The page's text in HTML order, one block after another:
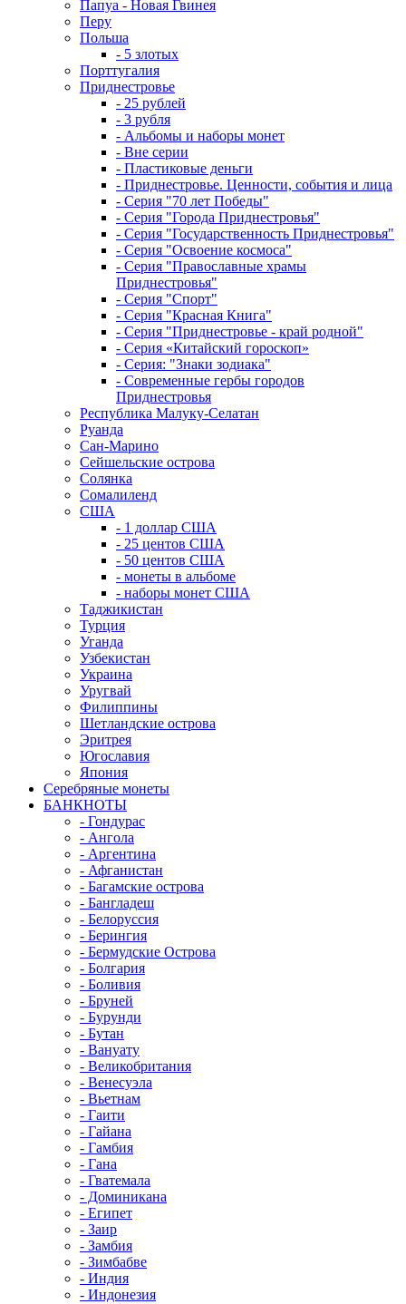
Папуа - Новая Гвинея
Перу
Польша
- 5 злотых
Порттугалия
Приднестровье
- 25 рублей
- 3 рубля
- Альбомы и наборы монет
- Вне серии
- Пластиковые деньги
- Приднестровье. Ценности, события и лица
- Серия "70 лет Победы"
- Серия "Города Приднестровья"
- Серия "Государственность Приднестровья"
- Серия "Освоение космоса"
- Серия "Православные храмы
Приднестровья"
- Серия "Спорт"
- Серия "Красная Книга"
- Серия "Приднестровье - край родной"
- Серия «Китайский гороскоп»
- Серия: "Знаки зодиака"
- Современные гербы городов
Приднестровья
Республика Малуку-Селатан
Руанда
Сан-Марино
Сейшельские острова
Солянка
Сомалиленд
США
- 1 доллар США
- 25 центов США
- 50 центов США
- монеты в альбоме
- наборы монет США
Таджикистан
Турция
Уганда
Узбекистан
Украина
Уругвай
Филиппины
Шетландские острова
Эритрея
Югославия
Япония
Серебряные монеты
БАНКНОТЫ
- Гондурас
- Ангола
- Аргентина
- Афганистан
- Багамские острова
- Бангладеш
- Белоруссия
- Берингия
- Бермудские Острова
- Болгария
- Боливия
- Бруней
- Бурунди
- Бутан
- Вануату
- Великобритания
- Венесуэла
- Вьетнам
- Гаити
- Гайана
- Гамбия
- Гана
- Гватемала
- Доминикана
- Египет
- Заир
- Замбия
- Зимбабве
- Индия
- Индонезия